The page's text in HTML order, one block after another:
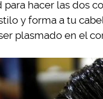
para hacer las dos
y forma a tu
plasmado en el